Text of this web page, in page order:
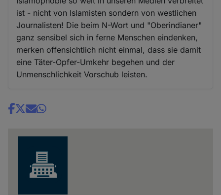
ist - nicht von Islamisten sondern von westlichen
Journalisten! Die beim N-Wort und "Oberindianer"
ganz sensibel sich in ferne Menschen eindenken,
merken offensichtlich nicht einmal, dass sie damit
eine Täter-Opfer-Umkehr begehen und der
Unmenschlichkeit Vorschub leisten.
Share